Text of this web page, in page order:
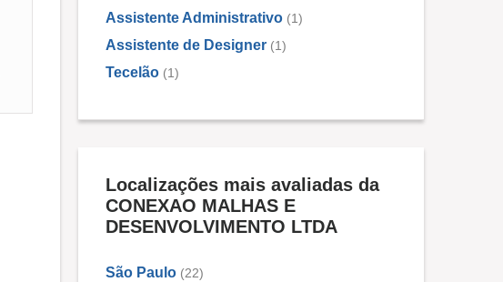
Assistente Administrativo (1)
Assistente de Designer (1)
Tecelão (1)
Localizações mais avaliadas da
CONEXAO MALHAS E
DESENVOLVIMENTO LTDA
São Paulo (22)